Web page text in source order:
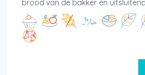
brood van de bakker en